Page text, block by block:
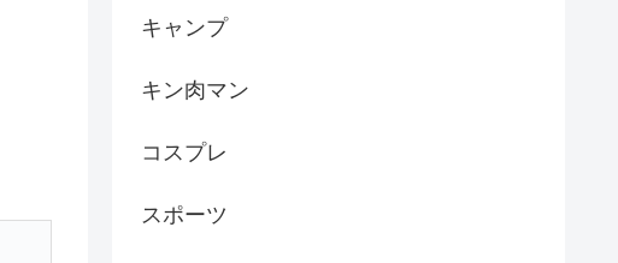
キャンプ
キン肉マン
コスプレ
スポーツ